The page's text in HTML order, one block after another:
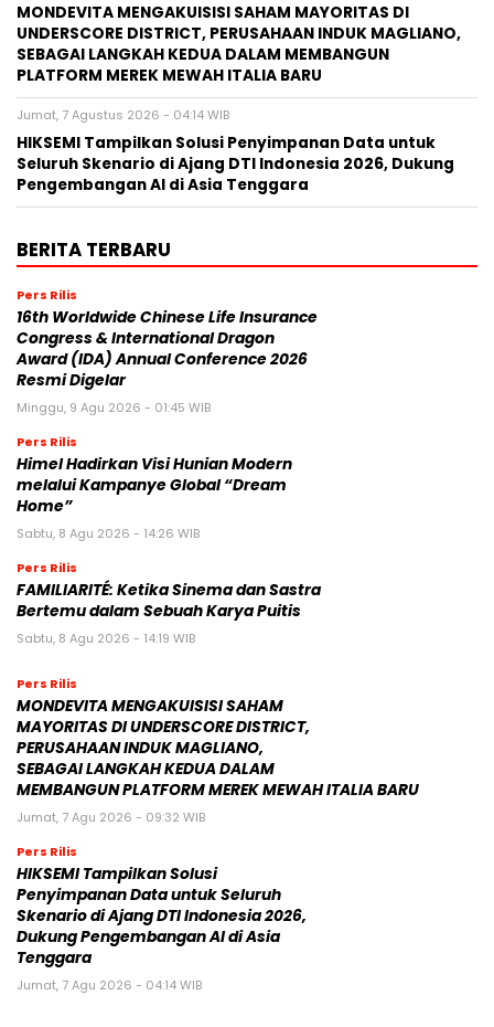
MONDEVITA MENGAKUISISI SAHAM MAYORITAS DI
UNDERSCORE DISTRICT, PERUSAHAAN INDUK MAGLIANO,
SEBAGAI LANGKAH KEDUA DALAM MEMBANGUN
PLATFORM MEREK MEWAH ITALIA BARU
Jumat, 7 Agustus 2026 - 04:14 WIB
HIKSEMI Tampilkan Solusi Penyimpanan Data untuk
Seluruh Skenario di Ajang DTI Indonesia 2026, Dukung
Pengembangan AI di Asia Tenggara
BERITA TERBARU
Pers Rilis
16th Worldwide Chinese Life Insurance
Congress & International Dragon
Award (IDA) Annual Conference 2026
Resmi Digelar
Minggu, 9 Agu 2026 - 01:45 WIB
Pers Rilis
Himel Hadirkan Visi Hunian Modern
melalui Kampanye Global “Dream
Home”
Sabtu, 8 Agu 2026 - 14:26 WIB
Pers Rilis
FAMILIARITÉ: Ketika Sinema dan Sastra
Bertemu dalam Sebuah Karya Puitis
Sabtu, 8 Agu 2026 - 14:19 WIB
Pers Rilis
MONDEVITA MENGAKUISISI SAHAM
MAYORITAS DI UNDERSCORE DISTRICT,
PERUSAHAAN INDUK MAGLIANO,
SEBAGAI LANGKAH KEDUA DALAM
MEMBANGUN PLATFORM MEREK MEWAH ITALIA BARU
Jumat, 7 Agu 2026 - 09:32 WIB
Pers Rilis
HIKSEMI Tampilkan Solusi
Penyimpanan Data untuk Seluruh
Skenario di Ajang DTI Indonesia 2026,
Dukung Pengembangan AI di Asia
Tenggara
Jumat, 7 Agu 2026 - 04:14 WIB